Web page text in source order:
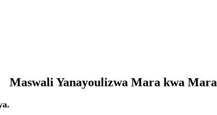
Maswali Yanayoulizwa Mara kwa Mara